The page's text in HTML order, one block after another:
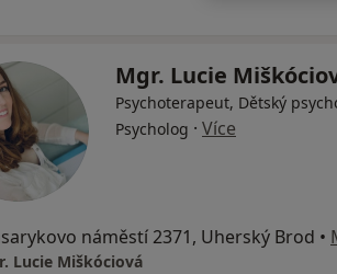
Mgr. Lucie
Psychoterapeut, Dětský
Psycholog · Více
náměstí 2371, Uherský Brod •
Lucie Miškóciová